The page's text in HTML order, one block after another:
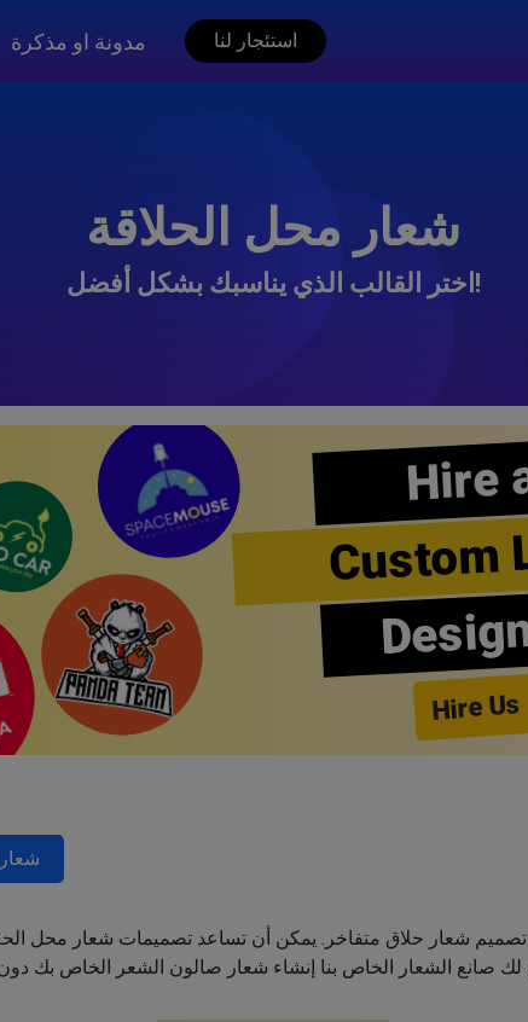
مدونة او مذكرة استئجار لنا
شعار محل الحلاقة
اختر القالب الذي يناسبك بشكل أفضل!
Hire
Custom
Hire Us
شعار حلاق متفاخر. يمكن أن تساعد تصميمات شعار محل